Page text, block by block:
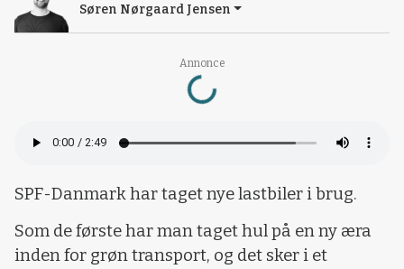
Annonce
Loading...
Søren Nørgaard Jensen
SPF-Danmark har taget nye lastbiler i brug.
Som de første har man taget hul på en ny æra
inden for grøn transport, og det sker i et